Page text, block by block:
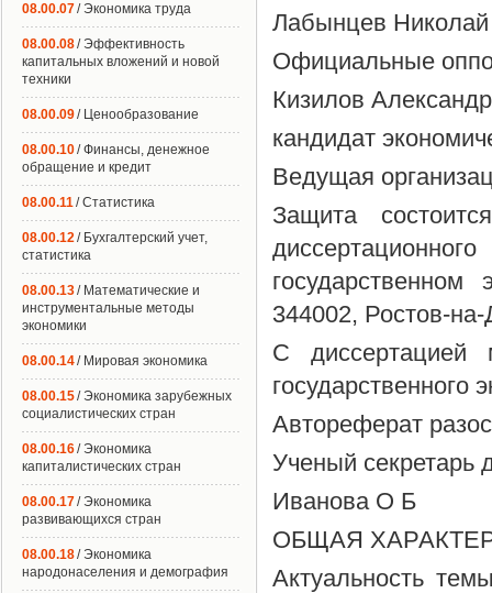
Лабынцев Николай
Официальные
Кизилов
кандидат
Ведущая
Защита
344002, Ростов-
С диссертацией
государственного
Автореферат
Ученый секретарь
Иванова О Б
ОБЩАЯ
Актуальность
08.00.07/ Экономика труда
08.00.08/ Эффективность
капитальных вложений и новой
техники
08.00.09/ Ценообразование
08.00.10/ Финансы, денежное
обращение и кредит
08.00.11/ Статистика
08.00.12/ Бухгалтерский учет,
статистика
08.00.13/ Математические и
инструментальные методы
экономики
08.00.14/ Мировая экономика
08.00.15/ Экономика зарубежных
социалистических стран
08.00.16/ Экономика
капиталистических стран
08.00.17/ Экономика
развивающихся стран
08.00.18/ Экономика
народонаселения и демография